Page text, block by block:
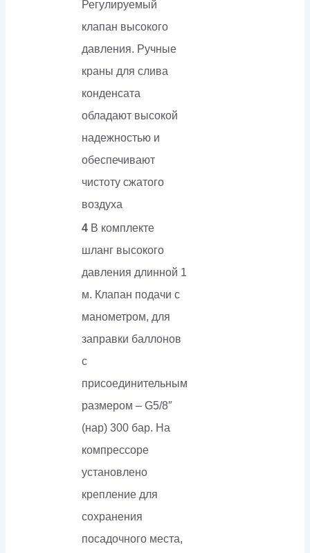
Регулируемый
клапан высокого
давления. Ручные
краны для слива
конденсата
обладают высокой
надежностью и
обеспечивают
чистоту сжатого
воздуха
4 В комплекте
шланг высокого
давления длинной 1
м. Клапан подачи с
манометром, для
заправки баллонов
с
присоединительным
размером – G5/8″
(нар) 300 бар. На
компрессоре
установлено
крепление для
сохранения
посадочного места,